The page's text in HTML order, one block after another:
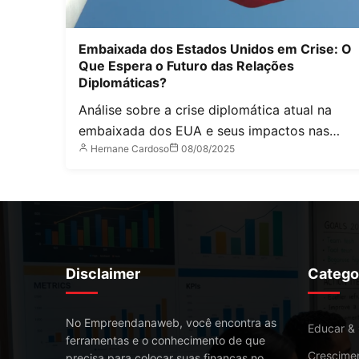
Embaixada dos Estados Unidos em Crise: O
Que Espera o Futuro das Relações
Diplomáticas?
Análise sobre a crise diplomática atual na
embaixada dos EUA e seus impactos nas…
Hernane Cardoso 08/08/2025
Disclaimer
No Empreendanaweb, você encontra as
ferramentas e o conhecimento de que
Educar &